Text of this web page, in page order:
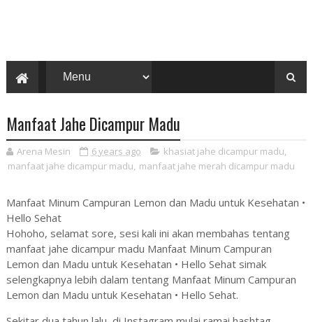
Manfaat Jahe Dicampur Madu
Arena Mesin 6 years ago khasiat jahe dicampur madu,
manfaat jahe dicampur madu, manfaat jahe merah dicampur madu
Manfaat Minum Campuran Lemon dan Madu untuk Kesehatan •
Hello Sehat
Hohoho, selamat sore, sesi kali ini akan membahas tentang
manfaat jahe dicampur madu Manfaat Minum Campuran
Lemon dan Madu untuk Kesehatan • Hello Sehat simak
selengkapnya lebih dalam tentang Manfaat Minum Campuran
Lemon dan Madu untuk Kesehatan • Hello Sehat.